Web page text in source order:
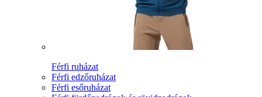
Férfi ruházat
Férfi edzőruházat
Férfi esőruházat